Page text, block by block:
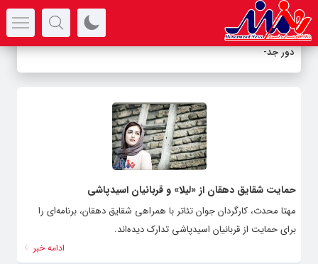
دور جدید ا-
حمایت شقایق دهقان از «لیلا» و قربانیان اسیدپاشی
مهتا محدث، کارگردان جوان تئاتر با همراهی شقایق دهقان، برنامه‌ای را
برای حمایت از قربانیان اسیدپاشی تدارک دیده‌اند.
ادامه خبر